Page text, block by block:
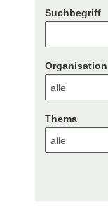
Suchbegriff
Organisation
Thema